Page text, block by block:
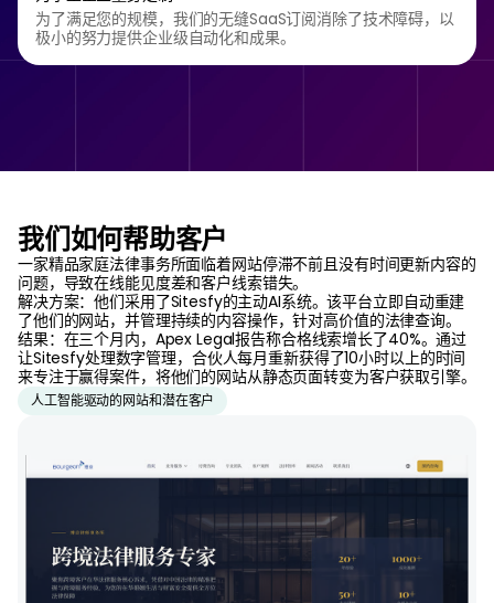
为了满足您的规模，我们的无缝SaaS订阅消除了技术障碍，以
极小的努力提供企业级自动化和成果。
我们如何帮助客户
一家精品家庭法律事务所面临着网站停滞不前且没有时间更新内容的
问题，导致在线能见度差和客户线索错失。
解决方案：他们采用了Sitesfy的主动AI系统。该平台立即自动重建
了他们的网站，并管理持续的内容操作，针对高价值的法律查询。
结果：在三个月内，Apex Legal报告称合格线索增长了40%。通过
让Sitesfy处理数字管理，合伙人每月重新获得了10小时以上的时间
来专注于赢得案件，将他们的网站从静态页面转变为客户获取引擎。
人工智能驱动的网站和潜在客户